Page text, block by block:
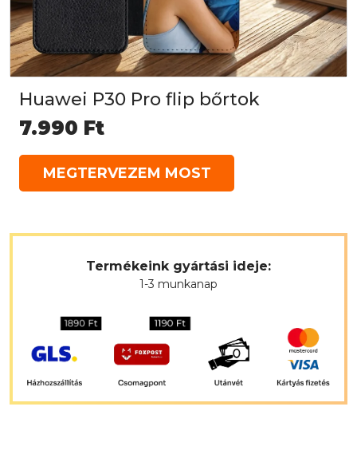
Huawei P30 Pro flip bőrtok
7.990 Ft
MEGTERVEZEM MOST
Termékeink gyártási ideje:
1-3 munkanap